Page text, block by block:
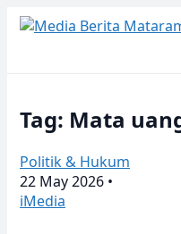
Skip
to
Tag: Mata
Politik & Hukum
22 May 2026 •
iMedia